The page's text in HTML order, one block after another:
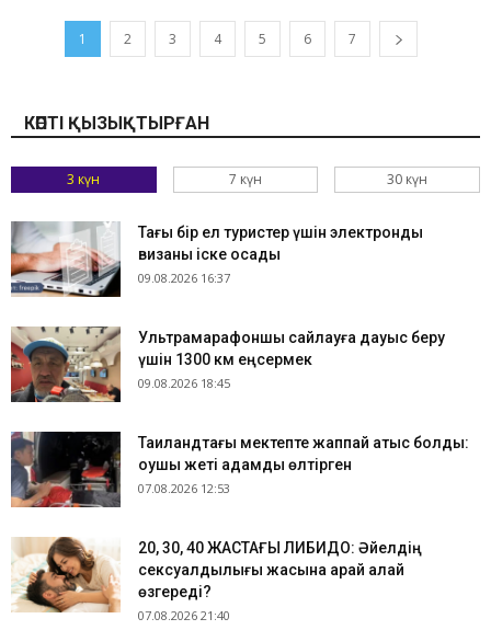
1 2 3 4 5 6 7
КӨПТІ ҚЫЗЫҚТЫРҒАН
3 күн 7 күн 30 күн
Тағы бір ел туристер үшін электронды
визаны іске қосады
09.08.2026 16:37
Ультрамарафоншы сайлауға дауыс беру
үшін 1300 км еңсермек
09.08.2026 18:45
Таиландтағы мектепте жаппай атыс болды:
оқушы жеті адамды өлтірген
07.08.2026 12:53
​20, 30, 40 ЖАСТАҒЫ ЛИБИДО: Әйелдің
сексуалдылығы жасына қарай қалай
өзгереді?
07.08.2026 21:40